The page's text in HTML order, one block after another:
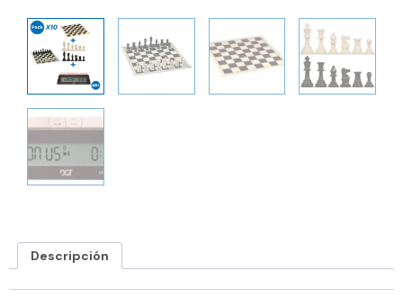
Descripción